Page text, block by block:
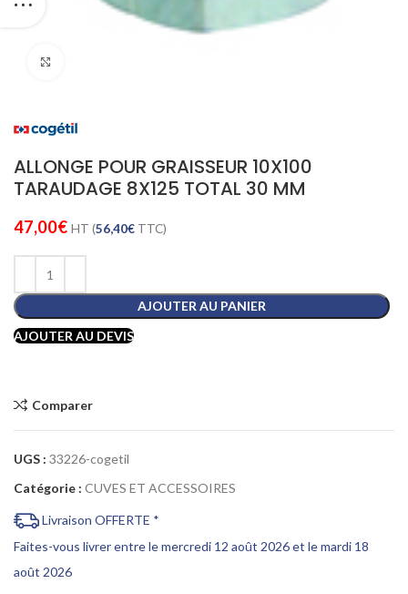
ALLONGE POUR GRAISSEUR 10X100
TARAUDAGE 8X125 TOTAL 30 MM
47,00€ HT (56,40€ TTC)
AJOUTER AU PANIER
AJOUTER AU DEVIS
Comparer
UGS : 33226-cogetil
Catégorie : CUVES ET ACCESSOIRES
Livraison OFFERTE *
Faites-vous livrer entre le mercredi 12 août 2026 et le mardi 18
août 2026